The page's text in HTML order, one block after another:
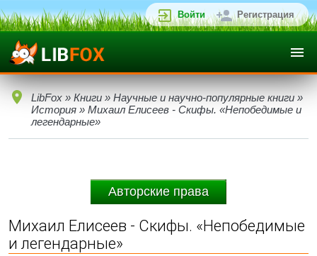
Войти Регистрация
LibFox » Книги » Научные и научно-популярные книги »
История » Михаил Елисеев - Скифы. «Непобедимые и
легендарные»
Авторские права
Михаил Елисеев - Скифы. «Непобедимые
и легендарные»